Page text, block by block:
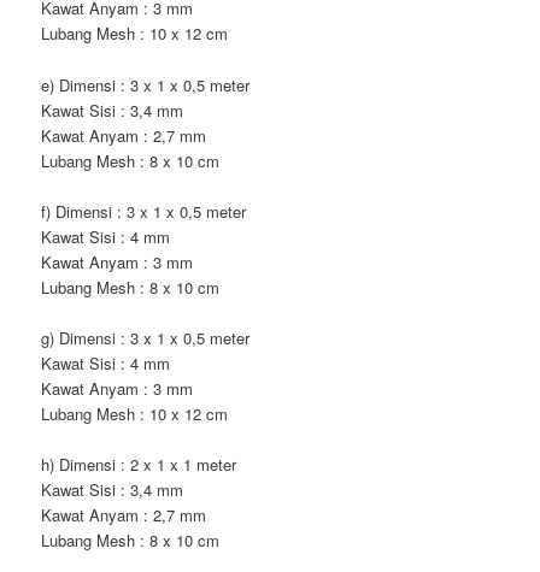
Kawat Anyam : 3 mm
Lubang Mesh : 10 x 12 cm
e) Dimensi : 3 x 1 x 0,5 meter
Kawat Sisi : 3,4 mm
Kawat Anyam : 2,7 mm
Lubang Mesh : 8 x 10 cm
f) Dimensi : 3 x 1 x 0,5 meter
Kawat Sisi : 4 mm
Kawat Anyam : 3 mm
Lubang Mesh : 8 x 10 cm
g) Dimensi : 3 x 1 x 0,5 meter
Kawat Sisi : 4 mm
Kawat Anyam : 3 mm
Lubang Mesh : 10 x 12 cm
h) Dimensi : 2 x 1 x 1 meter
Kawat Sisi : 3,4 mm
Kawat Anyam : 2,7 mm
Lubang Mesh : 8 x 10 cm